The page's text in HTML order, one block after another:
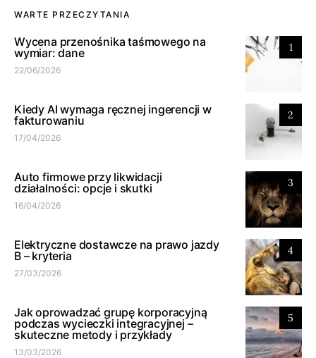
WARTE PRZECZYTANIA
1
Wycena przenośnika taśmowego na
wymiar: dane
22/06/2026
2
Kiedy AI wymaga ręcznej ingerencji w
fakturowaniu
17/04/2026
3
Auto firmowe przy likwidacji
działalności: opcje i skutki
16/04/2026
4
Elektryczne dostawcze na prawo jazdy
B – kryteria
27/03/2026
5
Jak oprowadzać grupę korporacyjną
podczas wycieczki integracyjnej –
skuteczne metody i przykłady
13/03/2026